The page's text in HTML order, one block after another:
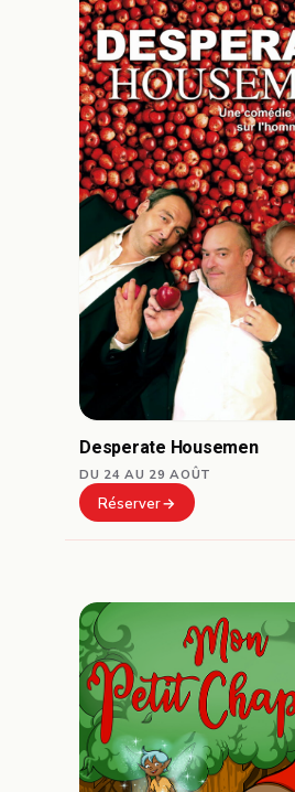
Desperate Housemen
DU 24 AU 29 AOÛT
Réserver